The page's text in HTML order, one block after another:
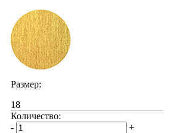
Размер:
18
Количество:
-
+